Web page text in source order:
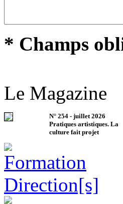
* Champs
Le Magazine
N° 254 - juillet 2026
Pratiques artistiques. La
culture fait projet